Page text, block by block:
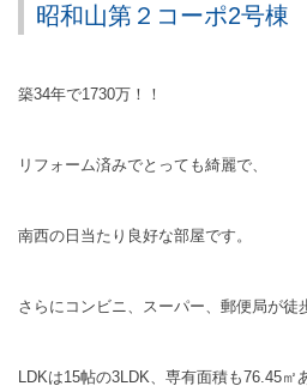
昭和山第２コーポ2号棟
築34年で1730万！！
リフォーム済みでとっても綺麗で、
南西の日当たり良好な部屋です。
さらにコンビニ、スーパー、郵便局が徒
LDKは15帖の3LDK、専有面積も76.45㎡